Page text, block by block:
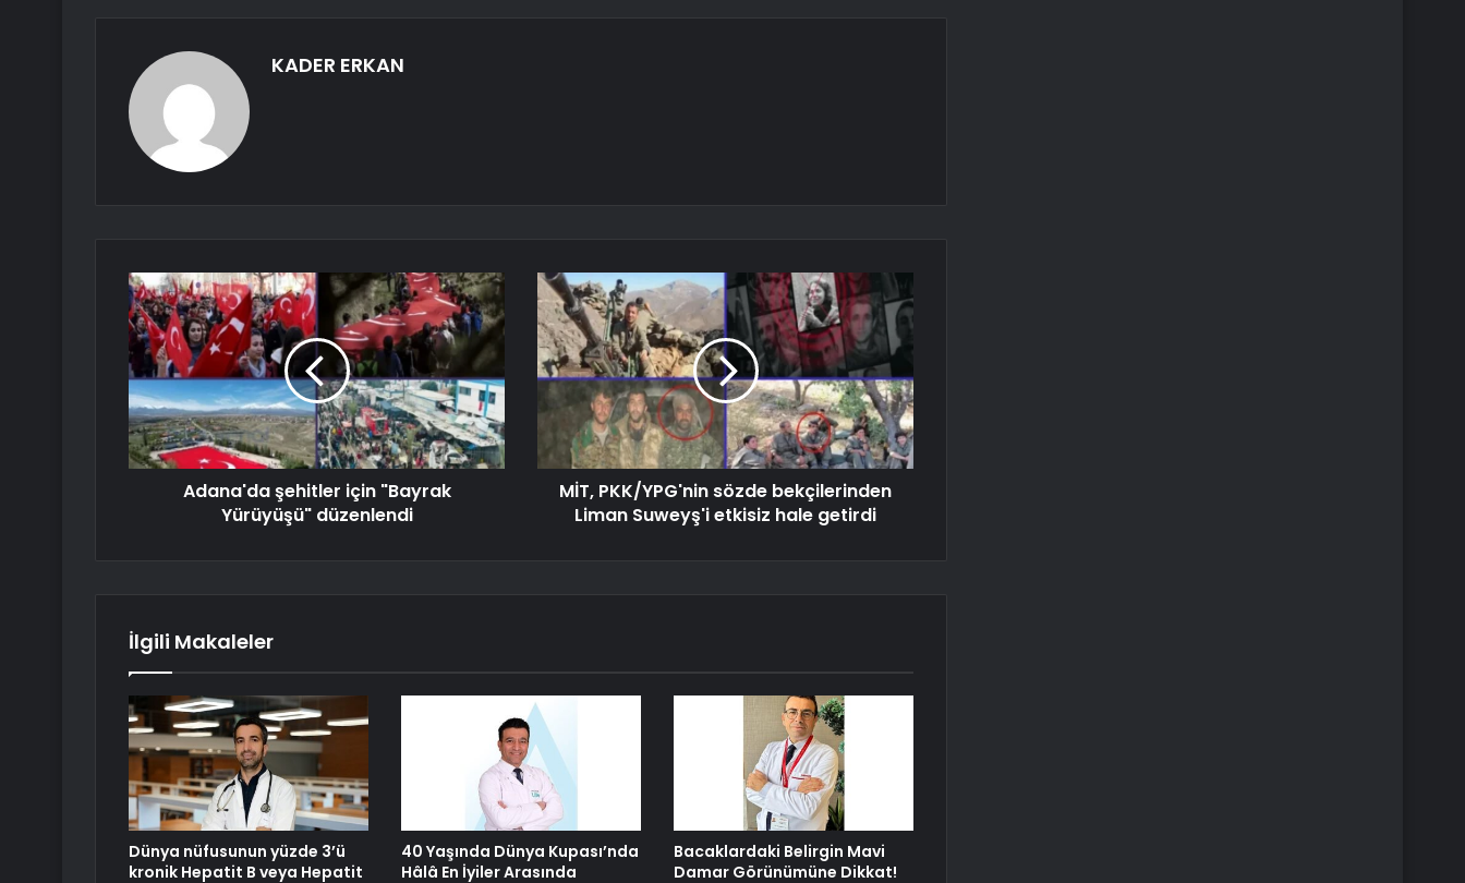
KADER ERKAN
Adana'da şehitler için "Bayrak
Yürüyüşü" düzenlendi
MİT, PKK/YPG'nin sözde bekçilerinden
Liman Suweyş'i etkisiz hale getirdi
İlgili Makaleler
Dünya nüfusunun yüzde 3’ü
kronik Hepatit B veya Hepatit
40 Yaşında Dünya Kupası’nda
Hâlâ En İyiler Arasında
Bacaklardaki Belirgin Mavi
Damar Görünümüne Dikkat!